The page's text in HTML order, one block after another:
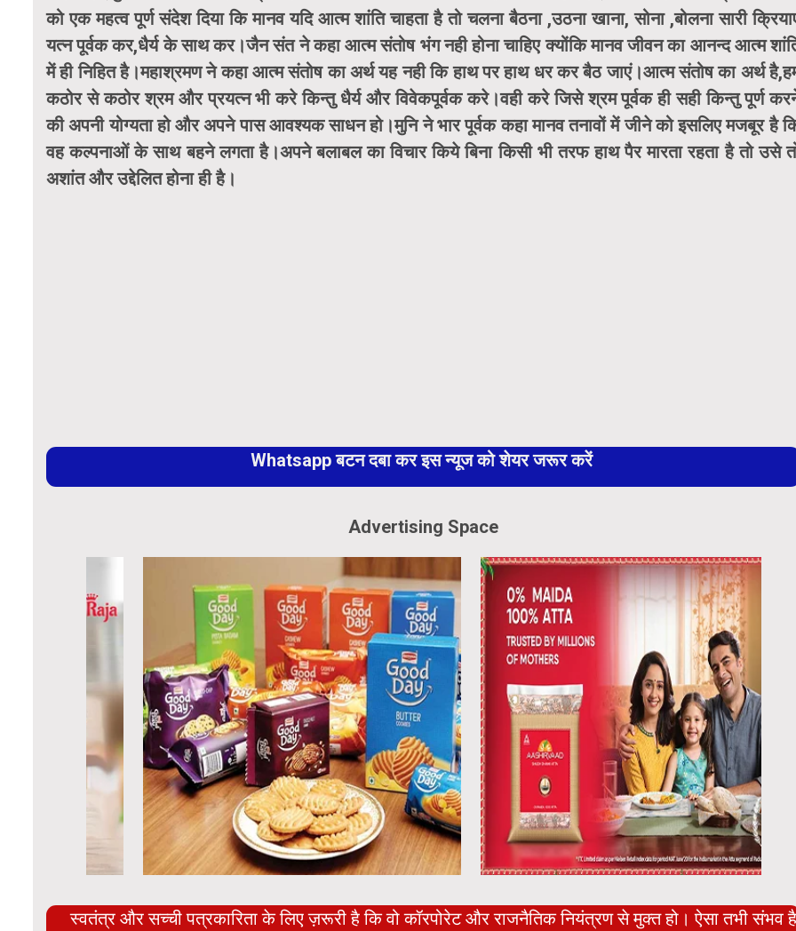
को एक महत्व पूर्ण संदेश दिया कि मानव यदि आत्म शांति चाहता है तो चलना बैठना ,उठना खाना, सोना ,बोलना सारी
यत्न पूर्वक कर,धैर्य के साथ कर।जैन संत ने कहा आत्म संतोष भंग नही होना चाहिए क्योंकि मानव जीवन का आनन्द आत्म
में ही निहित है।महाश्रमण ने कहा आत्म संतोष का अर्थ यह नही कि हाथ पर हाथ धर कर बैठ जाएं।आत्म संतोष का अर्थ
कठोर से कठोर श्रम और प्रयत्न भी करे किन्तु धैर्य और विवेकपूर्वक करे।वही करे जिसे श्रम पूर्वक ही सही किन्तु पूर्ण
की अपनी योग्यता हो और अपने पास आवश्यक साधन हो।मुनि ने भार पूर्वक कहा मानव तनावों में जीने को इसलिए मजबूर है
वह कल्पनाओं के साथ बहने लगता है।अपने बलाबल का विचार किये बिना किसी भी तरफ हाथ पैर मारता रहता है तो उसे
अशांत और उद्देलित होना ही है।
Whatsapp बटन दबा कर इस न्यूज को शेयर जरूर करें
Advertising Space
स्वतंत्र और सच्ची पत्रकारिता के लिए ज़रूरी है कि वो कॉरपोरेट और राजनैतिक नियंत्रण से मुक्त हो। ऐसा तभी संभव है